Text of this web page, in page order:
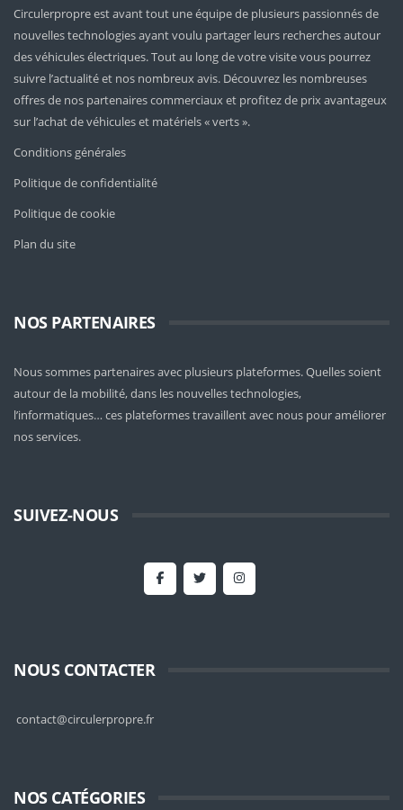
Circulerpropre est avant tout une équipe de plusieurs passionnés de
nouvelles technologies ayant voulu partager leurs recherches autour
des véhicules électriques. Tout au long de votre visite vous pourrez
suivre l’actualité et nos nombreux avis. Découvrez les nombreuses
offres de nos partenaires commerciaux et profitez de prix avantageux
sur l’achat de véhicules et matériels « verts ».
Conditions générales
Politique de confidentialité
Politique de cookie
Plan du site
NOS PARTENAIRES
Nous sommes partenaires avec plusieurs plateformes. Quelles soient
autour de la mobilité, dans les nouvelles technologies,
l’informatiques… ces plateformes travaillent avec nous pour améliorer
nos services.
SUIVEZ-NOUS
NOUS CONTACTER
contact@circulerpropre.fr
NOS CATÉGORIES